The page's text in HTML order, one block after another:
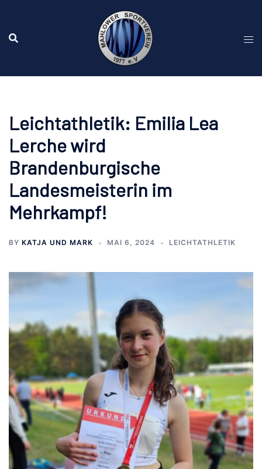
springen
Leichtathletik: Emilia Lea
Lerche wird
Brandenburgische
Landesmeisterin im
Mehrkampf!
BY KATJA UND MARK MAI 6, 2024 LEICHTATHLETIK